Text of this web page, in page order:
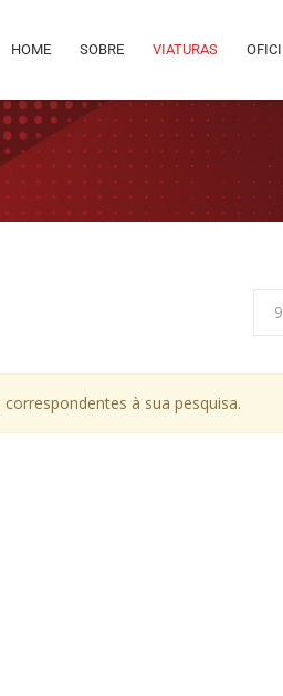
HOME SOBRE VIATURAS
9
à sua pesquisa.